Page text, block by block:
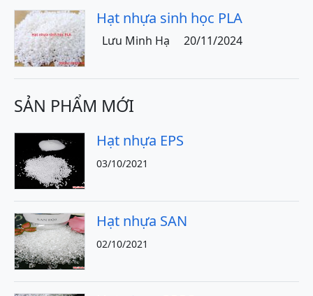
Hạt nhựa sinh học PLA
Lưu Minh Hạ 20/11/2024
SẢN PHẨM MỚI
Hạt nhựa EPS
03/10/2021
Hạt nhựa SAN
02/10/2021